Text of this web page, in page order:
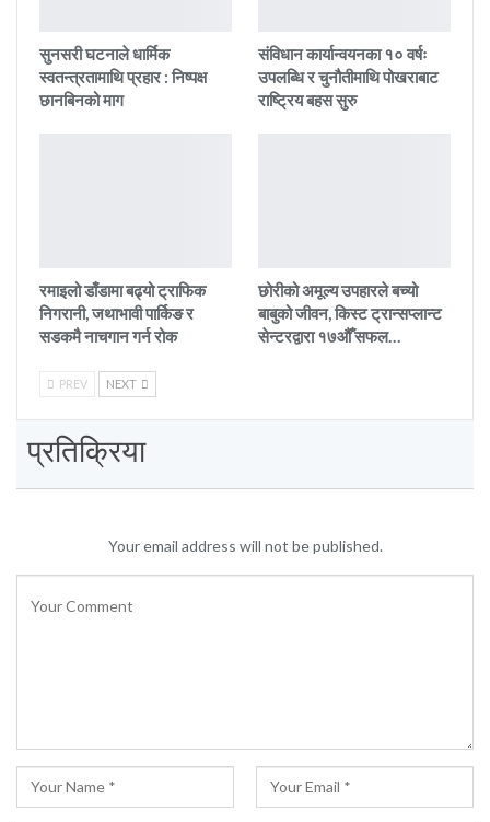
सुनसरी घटनाले धार्मिक
स्वतन्त्रतामाथि प्रहार : निष्पक्ष
छानबिनको माग
संविधान कार्यान्वयनका १० वर्षः
उपलब्धि र चुनौतीमाथि पोखराबाट
राष्ट्रिय बहस सुरु
रमाइलो डाँडामा बढ्यो ट्राफिक
निगरानी, जथाभावी पार्किङ र
सडकमै नाचगान गर्न रोक
छोरीको अमूल्य उपहारले बच्यो
बाबुको जीवन, किस्ट ट्रान्सप्लान्ट
सेन्टरद्वारा १७औँ सफल…
PREV NEXT
प्रतिक्रिया
Your email address will not be published.